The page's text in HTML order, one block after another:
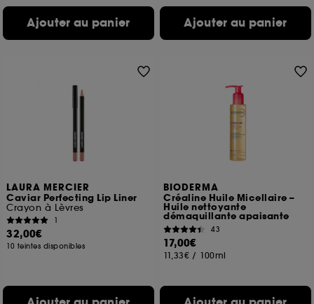
Ajouter au panier Ajouter au panier
LAURA MERCIER
Caviar Perfecting Lip Liner
Crayon à Lèvres
1
32,00€
10 teintes disponibles
BIODERMA
Créaline Huile Micellaire –
Huile nettoyante
démaquillante apaisante
43
17,00€
11,33€ / 100ml